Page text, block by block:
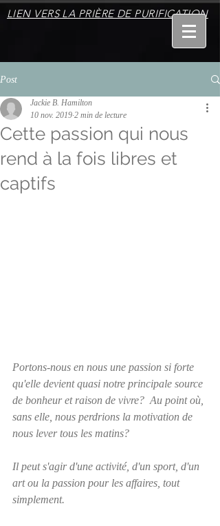
LIEN VERS LA PRIÈRE DE PURIFICATION
Post
Cette passion qui nous
rend à la fois libres et
captifs
Jackie B. Hamilton
10 nov. 2019 2 min de lecture
Portons-nous en nous une passion si forte
qu'elle devient quasi notre principale source
de bonheur et raison de vivre?  Au point où,
sans elle, nous perdrions la motivation de
nous lever tous les matins?
Il peut s'agir d'une activité, d'un sport, d'un
art ou la passion pour les affaires, tout
simplement.